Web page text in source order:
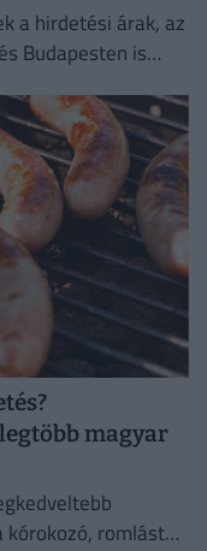
a hirdetési árak, az
Budapesten is
magyar
kórokozó, romlást